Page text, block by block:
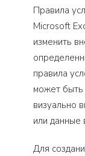
Правила
Microsoft
изменить
правила
может быть
визуально
или данные
Для